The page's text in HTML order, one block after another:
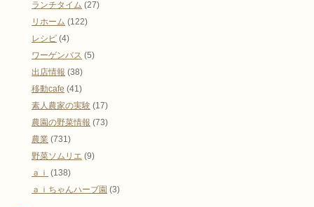
ランチタイム (27)
リホーム (122)
レシピ (4)
ワーゲンバス (5)
出店情報 (38)
移動cafe (41)
素人農家の実験 (17)
農園の野菜情報 (73)
農業 (731)
野菜ソムリエ (9)
ａｉ (138)
ａｉちゃんハーブ園 (3)